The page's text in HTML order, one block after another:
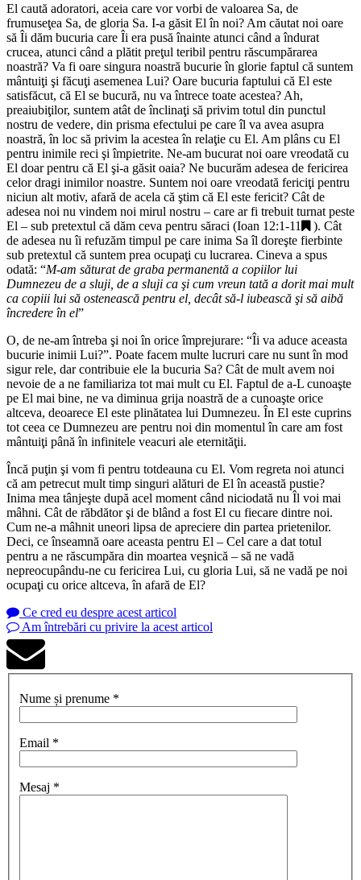
El caută adoratori, aceia care vor vorbi de valoarea Sa, de
frumuseţea Sa, de gloria Sa. I-a găsit El în noi? Am căutat noi oare
să Îi dăm bucuria care Îi era pusă înainte atunci când a îndurat
crucea, atunci când a plătit preţul teribil pentru răscumpărarea
noastră? Va fi oare singura noastră bucurie în glorie faptul că suntem
mântuiţi şi făcuţi asemenea Lui? Oare bucuria faptului că El este
satisfăcut, că El se bucură, nu va întrece toate acestea? Ah,
preaiubiţilor, suntem atât de înclinaţi să privim totul din punctul
nostru de vedere, din prisma efectului pe care îl va avea asupra
noastră, în loc să privim la acestea în relaţie cu El. Am plâns cu El
pentru inimile reci şi împietrite. Ne-am bucurat noi oare vreodată cu
El doar pentru că El şi-a găsit oaia? Ne bucurăm adesea de fericirea
celor dragi inimilor noastre. Suntem noi oare vreodată fericiţi pentru
niciun alt motiv, afară de acela că ştim că El este fericit? Cât de
adesea noi nu vindem noi mirul nostru – care ar fi trebuit turnat peste
El – sub pretextul că dăm ceva pentru săraci (Ioan 12:1-11
). Cât
de adesea nu îi refuzăm timpul pe care inima Sa îl doreşte fierbinte
sub pretextul că suntem prea ocupaţi cu lucrarea. Cineva a spus
odată: “M-am săturat de graba permanentă a copiilor lui
Dumnezeu de a sluji, de a sluji ca şi cum vreun tată a dorit mai mult
ca copiii lui să ostenească pentru el, decât să-l iubească şi să aibă
încredere în el”
O, de ne-am întreba şi noi în orice împrejurare: “Îi va aduce aceasta
bucurie inimii Lui?”. Poate facem multe lucruri care nu sunt în mod
sigur rele, dar contribuie ele la bucuria Sa? Cât de mult avem noi
nevoie de a ne familiariza tot mai mult cu El. Faptul de a-L cunoaşte
pe El mai bine, ne va diminua grija noastră de a cunoaşte orice
altceva, deoarece El este plinătatea lui Dumnezeu. În El este cuprins
tot ceea ce Dumnezeu are pentru noi din momentul în care am fost
mântuiţi până în infinitele veacuri ale eternităţii.
Încă puţin şi vom fi pentru totdeauna cu El. Vom regreta noi atunci
că am petrecut mult timp singuri alături de El în această pustie?
Inima mea tânjeşte după acel moment când niciodată nu Îl voi mai
mâhni. Cât de răbdător şi de blând a fost El cu fiecare dintre noi.
Cum ne-a mâhnit uneori lipsa de apreciere din partea prietenilor.
Deci, ce înseamnă oare aceasta pentru El – Cel care a dat totul
pentru a ne răscumpăra din moartea veşnică – să ne vadă
nepreocupându-ne cu fericirea Lui, cu gloria Lui, să ne vadă pe noi
ocupaţi cu orice altceva, în afară de El?
Ce cred eu despre acest articol
Am întrebări cu privire la acest articol
Nume și prenume *
Email *
Mesaj *